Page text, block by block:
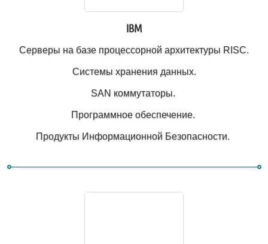
IBM
Серверы на базе процессорной архитектуры RISC.
Системы хранения данных.
SAN коммутаторы.
Программное обеспечение.
Продукты Информационной Безопасности.